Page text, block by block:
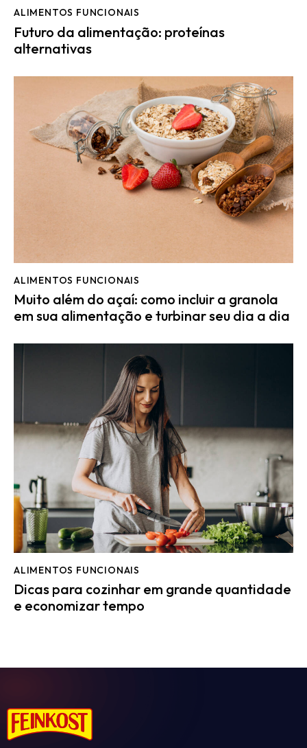
ALIMENTOS FUNCIONAIS
Futuro da alimentação: proteínas
alternativas
ALIMENTOS FUNCIONAIS
Muito além do açaí: como incluir a granola
em sua alimentação e turbinar seu dia a dia
ALIMENTOS FUNCIONAIS
Dicas para cozinhar em grande quantidade
e economizar tempo